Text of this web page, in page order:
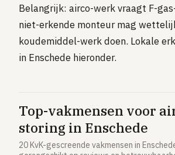
VERWARMING & KLIMAAT
CV-ketel vervangen
Thermostaat installeren
ENERGIE
Zonnepanelen installeren
Belangrijk: airco-werk vraagt F-
niet-erkende monteur mag
koudemiddel-werk doen. Lokale
in Enschede hieronder.
Top-vakmensen voor
storing in Enschede
20 KvK-gescreende vakmensen in